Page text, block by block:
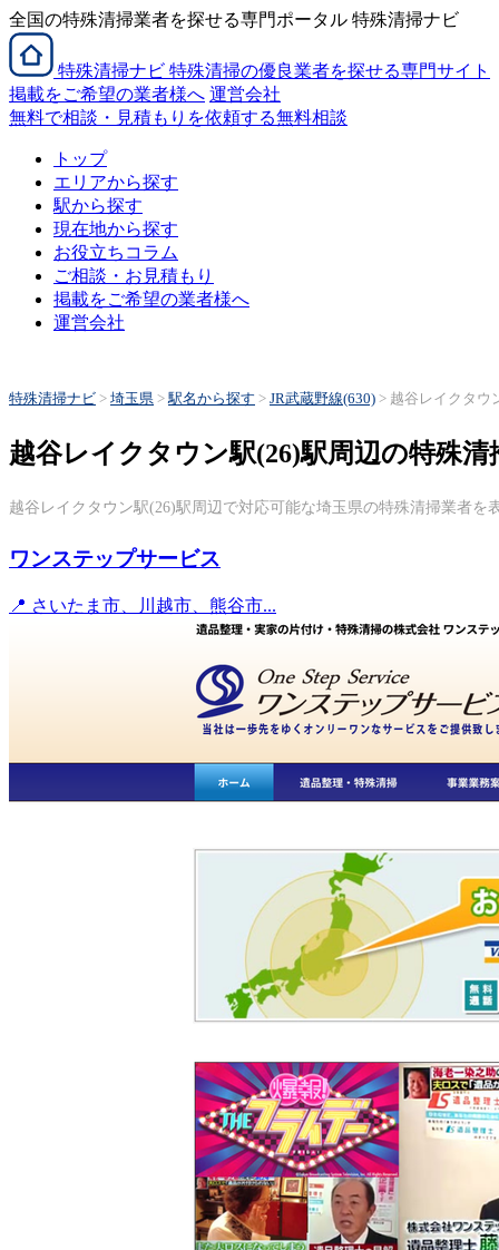
全国の特殊清掃業者を探せる専門ポータル 特殊清掃ナビ
特殊清掃ナビ 特殊清掃の優良業者を探せる専門サイト
掲載をご希望の業者様へ 運営会社
無料で相談・見積もりを依頼する無料相談
トップ
エリアから探す
駅から探す
現在地から探す
お役立ちコラム
ご相談・お見積もり
掲載をご希望の業者様へ
運営会社
特殊清掃ナビ > 埼玉県 >駅名から探す > JR武蔵野線(630) > 越谷レイクタウ
越谷レイクタウン駅(26)駅周辺の特殊清
越谷レイクタウン駅(26)駅周辺で対応可能な埼玉県の特殊清掃業者を
ワンステップサービス
📍 さいたま市、川越市、熊谷市...